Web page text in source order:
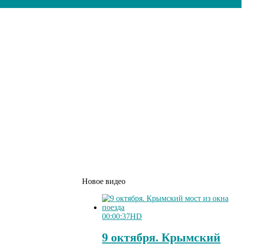
Новое видео
00:00:37HD
9 октября. Крымский